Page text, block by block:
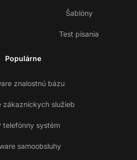
Šablóny
Test písania
Populárne
znalostnú bázu
zákazníckych služieb
telefónny systém
samoobsluhy